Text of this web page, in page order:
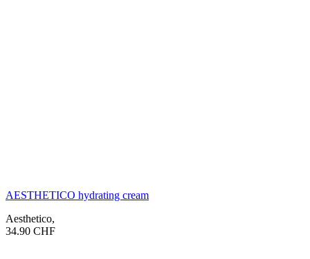
AESTHETICO hydrating cream
Aesthetico,
34.90 CHF